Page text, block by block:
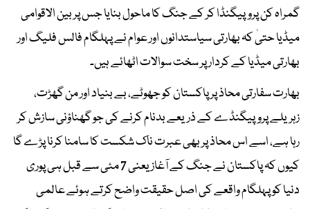
گمراہ کن پروپیگنڈا کر کے جنگ کا ماحول بنایا جس پر بین الاقوامی
میڈیا حتیٰ کہ بھارتی سیاستدانوں اور عوام نے پہلگام فالس فلیگ اور
بھارتی میڈیا کے کردار پر سخت سوالات اٹھائے ہیں۔
بھارت سفارتی محاذ پر پاکستان کو جھوٹے، بے بنیاد اور من گھڑت،
زہریلے پروپیگنڈے کے ذریعے بدنام کرنے کی جو گھناؤنی سازش کر
رہا ہے، اسے اس محاذ پر بھی عبرت ناک شکست کا سامنا کرنا پڑے گا
کیوں کہ پاکستان نے جنگ کے آغاز یعنی 7 مئی سے قبل ہی پوری
دنیا کو پہلگام واقعے کی اصل حقیقت واضح کرتے ہوئے عالمی